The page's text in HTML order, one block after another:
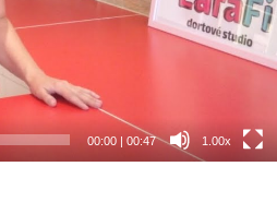
00:00 | 00:47 1.00x